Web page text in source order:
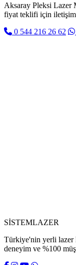
Aksaray Pleksi Lazer
fiyat teklifi için
0 544 216 26 62
SİSTEMLAZER
Türkiye'nin yerli lazer
deneyim ve %100